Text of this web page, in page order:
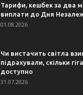
Тарифи, кешбек за два
виплати до Дня
01.08.2026
Чи вистачить світла
підрахували, скільки
доступно
31.07.2026